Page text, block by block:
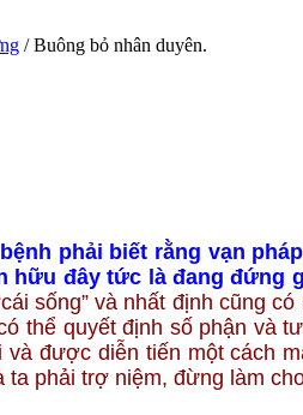
/ Buông bỏ nhân duyên.
phải biết rằng vạn
hữu đây tức là đang đứng
sống” và nhất định cũng
thể quyết định số phận và
được diễn tiến một cách
ta phải trợ niệm, đừng làm